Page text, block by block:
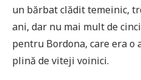
un bărbat clădit temeinic,
ani, dar nu mai mult de
pentru Bordona, care era o
plină de viteji voinici.